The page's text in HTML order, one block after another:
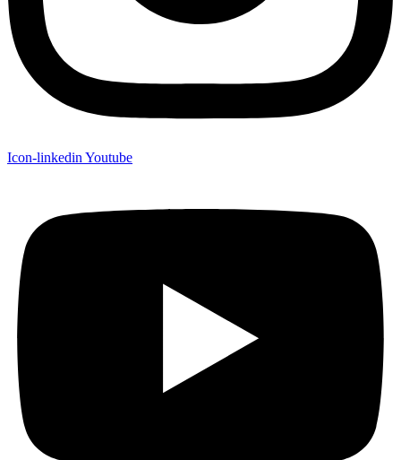
Icon-linkedin Youtube